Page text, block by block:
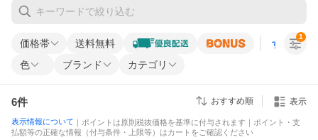
価格帯 送料無料 すべての条
色 ブランド カテゴリ
1
6件 おすすめ順 表示
表示情報について ｜ポイントは原則税抜価格を基準に付与されます｜ポイント・支
払額等の正確な情報（付与条件・上限等）はカートをご確認ください